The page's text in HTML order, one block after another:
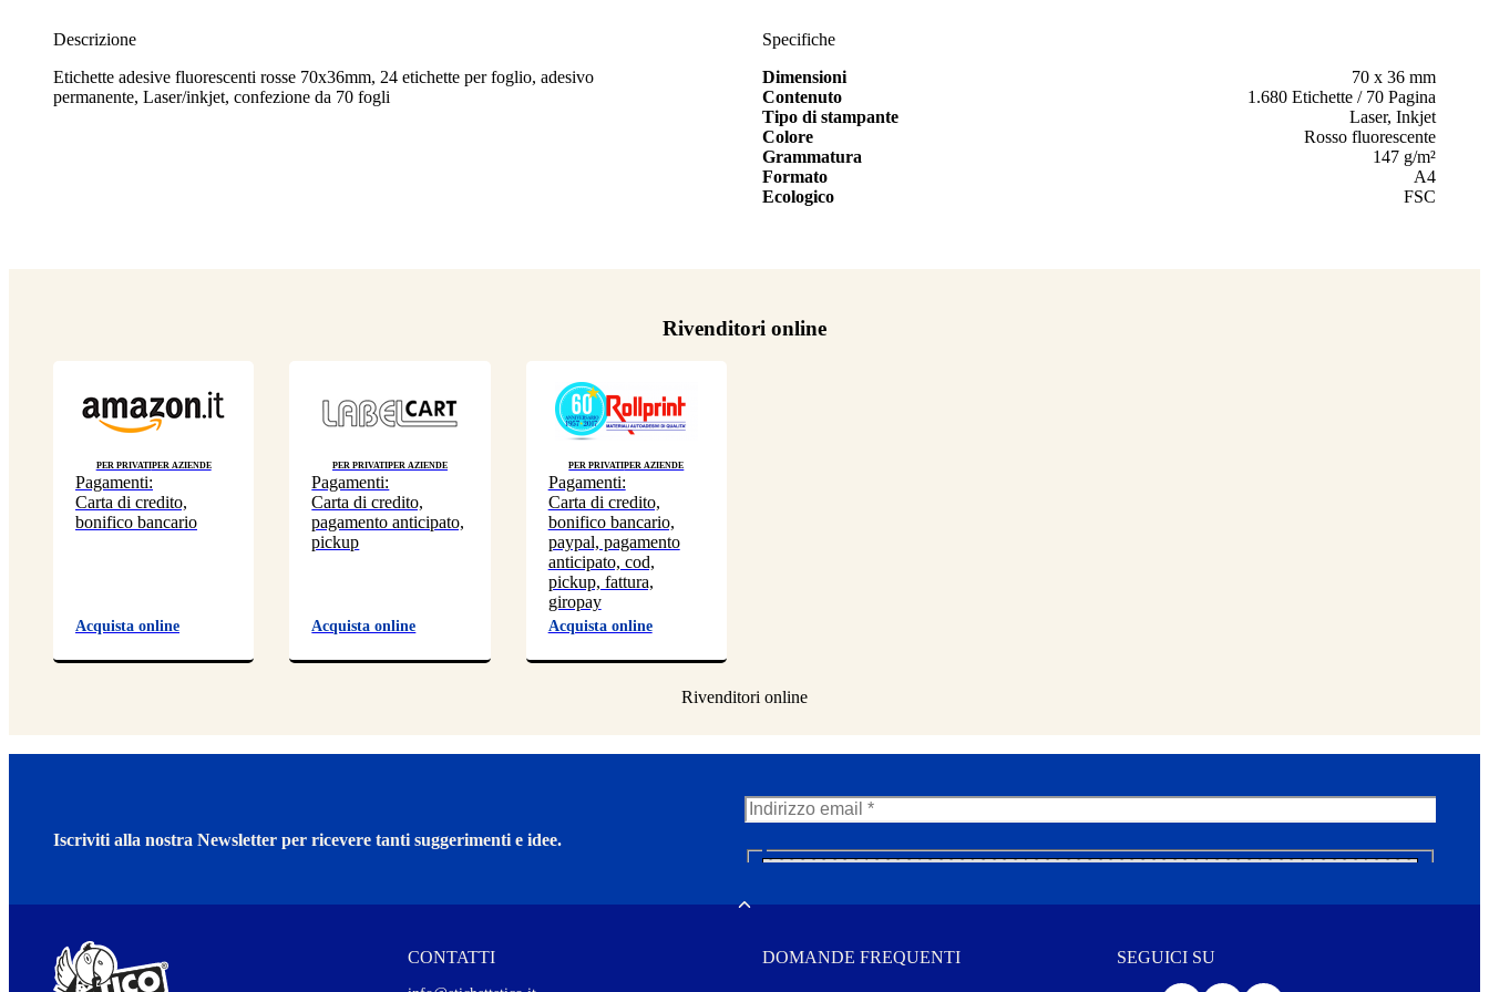
Descrizione
Etichette adesive fluorescenti rosse 70x36mm, 24 etichette per foglio, adesivo
permanente, Laser/inkjet, confezione da 70 fogli
Specifiche
Dimensioni
70 x 36 mm
Contenuto
1.680 Etichette / 70 Pagina
Tipo di stampante
Laser, Inkjet
Colore
Rosso fluorescente
Grammatura
147 g/m²
Formato
A4
Ecologico
FSC
Rivenditori online
Per privatiPer aziende
Pagamenti:
Carta di credito,
bonifico bancario
Acquista online
Per privatiPer aziende
Pagamenti:
Carta di credito,
pagamento anticipato,
pickup
Acquista online
Per privatiPer aziende
Pagamenti:
Carta di credito,
bonifico bancario,
paypal, pagamento
anticipato, cod,
pickup, fattura,
giropay
Acquista online
Iscriviti alla nostra Newsletter per ricevere tanti suggerimenti e idee.
N
e
CONTATTI DOMANDE FREQUENTI SEGUICI SU